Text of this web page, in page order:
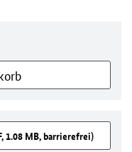
1.08 MB, barrierefrei)